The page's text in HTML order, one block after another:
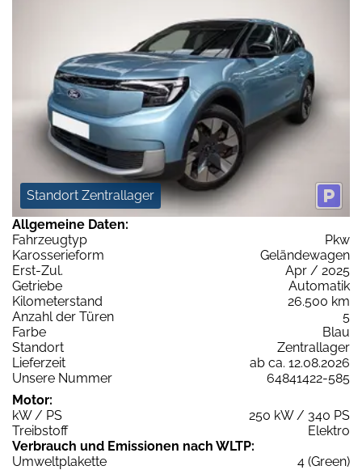
Standort Zentrallager
Allgemeine Daten:
Fahrzeugtyp
Pkw
Karosserieform
Geländewagen
Erst-Zul.
Apr / 2025
Getriebe
Automatik
Kilometerstand
26.500 km
Anzahl der Türen
5
Farbe
Blau
Standort
Zentrallager
Lieferzeit
ab ca. 12.08.2026
Unsere Nummer
64841422-585
Motor:
kW / PS
250 kW / 340 PS
Treibstoff
Elektro
Verbrauch und Emissionen nach WLTP:
Umweltplakette
4 (Green)